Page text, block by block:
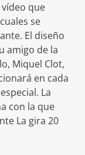
que
se
El diseño
amigo de la
Miquel Clot,
en cada
La
con la que
La gira 20